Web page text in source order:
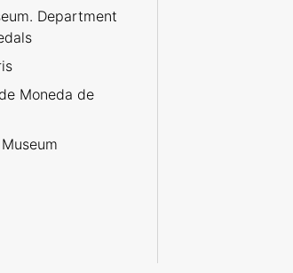
Department
Moneda de